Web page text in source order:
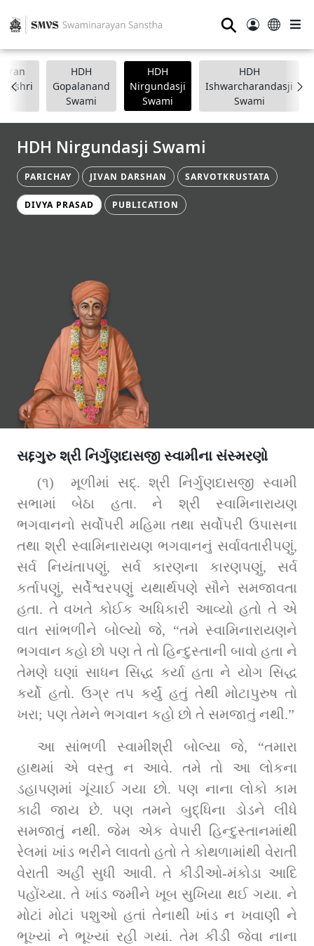
⚲
HDH
Gopalanand
Swami
HDH
Nirgundasji
Swami
HDH
Ishwarcharandasji
Swami
HDH Nirgundasji Swami
PARICHAY JIVAN DARSHAN SARVOTKRUSTATA
DIVYA PRASAD PUBLICATION
સદ્દગુરુ શ્રી નિર્ગુણદાસજી સ્વામીના સંસ્મરણો
(૧)  મૂળીમાં સદ્. શ્રી નિર્ગુણદાસજી સ્‍વામી
સભામાં બેઠા હતા. ને શ્રી સ્‍વામિનારાયણ
ભગવાનનો સર્વોપરી મહિમા તથા સર્વોપરી ઉપાસના
તથા શ્રી સ્‍વામિનારાયણ ભગવાનનું સર્વાવતારીપણું,
સર્વ નિયંતાપણું, સર્વ કારણના કારણપણું, સર્વ
કર્તાપણું, સર્વેશ્વરપણું યથાર્થપણે સૌને સમજાવતા
હતા. તે વખતે કોઈક અધિકારી આવ્યો હતો તે એ
વાત સાંભળીને બોલ્યો જે, “તમે સ્વામિનારાયણને
ભગવાન કહો છો પણ તે તો હિન્‍દુસ્‍તાની બાવો હતા ને
તેમણે ઘણાં સાધન સિદ્ધ કર્યા હતા ને યોગ સિદ્ધ
કર્યો હતો. ઉગ્ર તપ કર્યું હતું તેથી મોટાપુરુષ તો
ખરા; પણ તેમને ભગવાન કહો છો તે સમજાતું નથી.”
આ સાંભળી સ્વામીશ્રી બોલ્‍યા જે, “તમારા
હાથમાં એ વ‍સ્‍તુ ન આવે. તમે તો આ લોકના
ડહાપણમાં ગૂંચાઈ ગયા છો. પણ નાના લોકો કામ
કાઢી જાય છે. પણ તમને બુ‍‍દ્ધિના ડોડને લીધે
સમજાતું નથી. જેમ એક વેપારી હિન્‍દુસ્‍તાનમાંથી
રેલમાં ખાંડ ભરીને લાવતો હતો તે કોથળામાંથી વેરાતી
વેરાતી અહીં સુધી આવી. તે કીડીઓ-મંકોડા આદિ
પહોંચ્‍યા. તે ખાંડ જમીને ખૂબ સુખિયા થઈ ગયા. ને
મોટાં મોટાં પશુઓ હતાં તેનાથી ખાંડ ન ખવાણી ને
ભૂખ્યાં ને ભૂખ્યાં રહી ગયાં. તેમ કીડી જેવા નાના